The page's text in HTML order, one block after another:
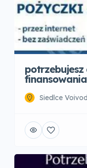
Siedlce